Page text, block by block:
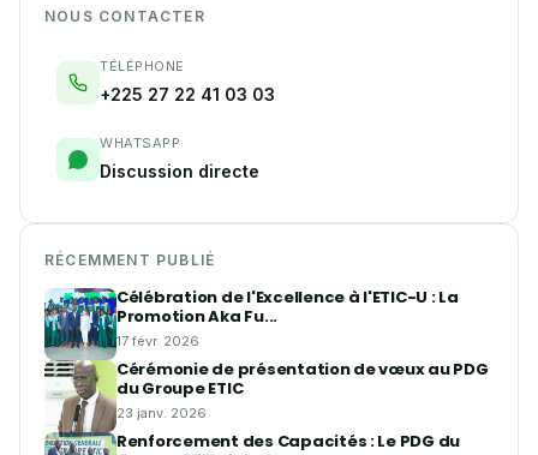
NOUS CONTACTER
TÉLÉPHONE
+225 27 22 41 03 03
WHATSAPP
Discussion directe
RÉCEMMENT PUBLIÉ
Célébration de l'Excellence à l'ETIC-U : La
Promotion Aka Fu...
17 févr. 2026
Cérémonie de présentation de vœux au PDG
du Groupe ETIC
23 janv. 2026
Renforcement des Capacités : Le PDG du